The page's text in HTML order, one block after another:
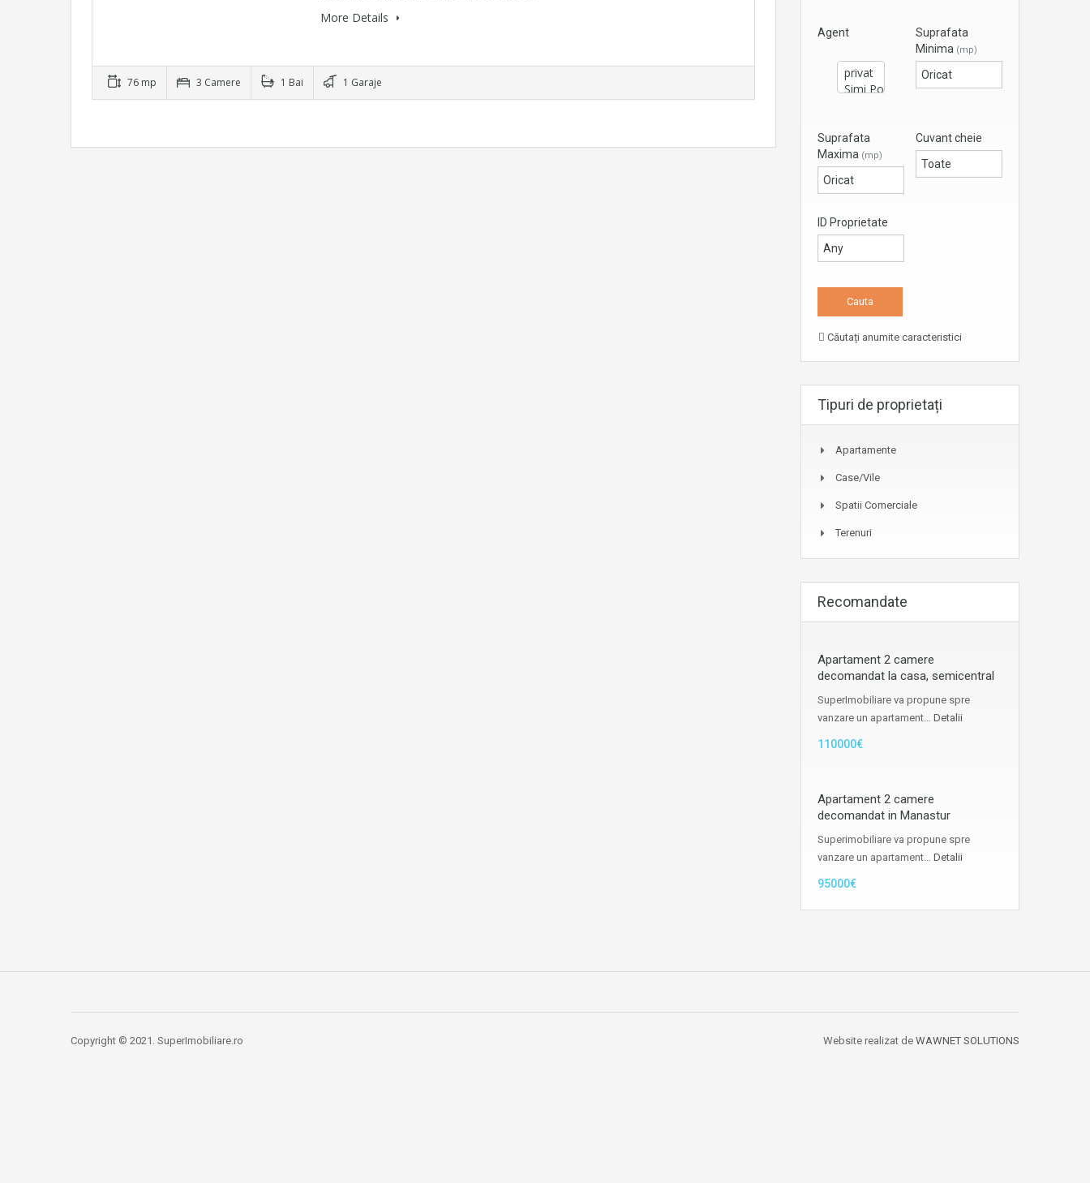
More Details
76 mp 3 Camere 1 Bai 1 Garaje
Agent
Suprafata
Minima (mp)
Suprafata
Maxima (mp)
Cuvant cheie
ID Proprietate
Căutați anumite caracteristici
Tipuri de proprietați
Apartamente
Case/Vile
Spatii Comerciale
Terenuri
Recomandate
Apartament 2 camere
decomandat la casa, semicentral
SuperImobiliare va propune spre
vanzare un apartament… Detalii
110000€
Apartament 2 camere
decomandat in Manastur
Superimobiliare va propune spre
vanzare un apartament… Detalii
95000€
Copyright © 2021. SuperImobiliare.ro Website realizat de WAWNET SOLUTIONS